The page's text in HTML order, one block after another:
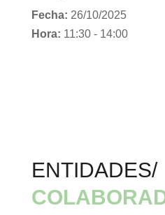
Fecha: 26/10/2025
Hora: 11:30 - 14:00
ENTIDADES/